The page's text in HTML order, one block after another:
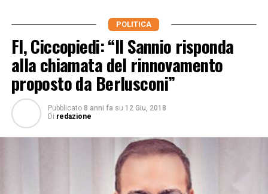
POLITICA
FI, Ciccopiedi: “Il Sannio risponda
alla chiamata del rinnovamento
proposto da Berlusconi”
Pubblicato 8 anni fa su 12 Giu, 2018
Di redazione